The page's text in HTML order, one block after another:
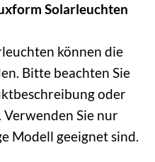
Solarleuchten
können die
Bitte beachten Sie
oder
Sie nur
Modell geeignet sind.